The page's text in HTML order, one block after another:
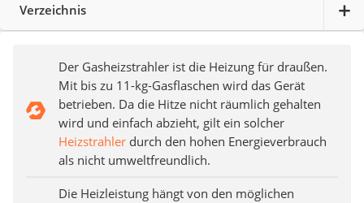
Verzeichnis
Der Gasheizstrahler ist die Heizung für draußen.
Mit bis zu 11-kg-Gasflaschen wird das Gerät
betrieben. Da die Hitze nicht räumlich gehalten
wird und einfach abzieht, gilt ein solcher
Heizstrahler durch den hohen Energieverbrauch
als nicht umweltfreundlich.
Die Heizleistung hängt von den möglichen